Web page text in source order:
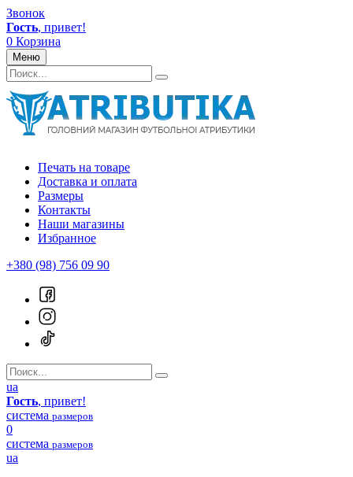
Звонок
Гость, привет!
0 Корзина
Меню
Печать на товаре
Доставка и оплата
Размеры
Контакты
Наши магазины
Избранное
+380 (98) 756 09 90
ua
Гость, привет!
система размеров
0
система размеров
ua